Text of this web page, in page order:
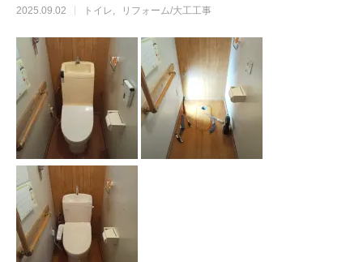
2025.09.02 トイレ リフォーム/大工工事